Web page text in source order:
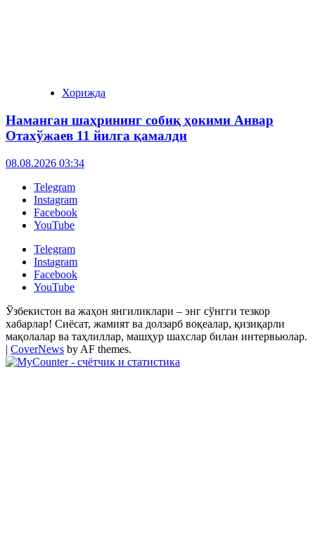
Хорижда
Наманган шаҳрининг собиқ ҳокими Анвар
Отахўжаев 11 йилга қамалди
08.08.2026 03:34
Telegram
Instagram
Facebook
YouTube
Telegram
Instagram
Facebook
YouTube
Ўзбекистон ва жаҳон янгиликлари – энг сўнгги тезкор
хабарлар! Сиёсат, жамият ва долзарб воқеалар, қизиқарли
мақолалар ва таҳлиллар, машҳур шахслар билан интервьюлар.
| CoverNews by AF themes.